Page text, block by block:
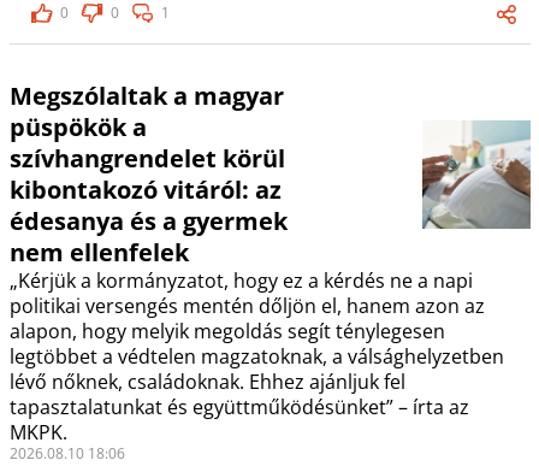
0
0 1
Megszólaltak a magyar
püspökök a
szívhangrendelet körül
kibontakozó vitáról: az
édesanya és a gyermek
nem ellenfelek
„Kérjük a kormányzatot, hogy ez a kérdés ne a napi
politikai versengés mentén dőljön el, hanem azon az
alapon, hogy melyik megoldás segít ténylegesen
legtöbbet a védtelen magzatoknak, a válsághelyzetben
lévő nőknek, családoknak. Ehhez ajánljuk fel
tapasztalatunkat és együttműködésünket” – írta az
MKPK.
2026.08.10 18:06